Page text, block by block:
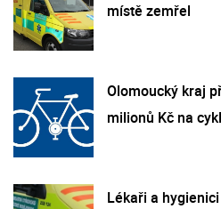
místě zemřel
Olomoucký kraj
milionů Kč na
Lékaři a